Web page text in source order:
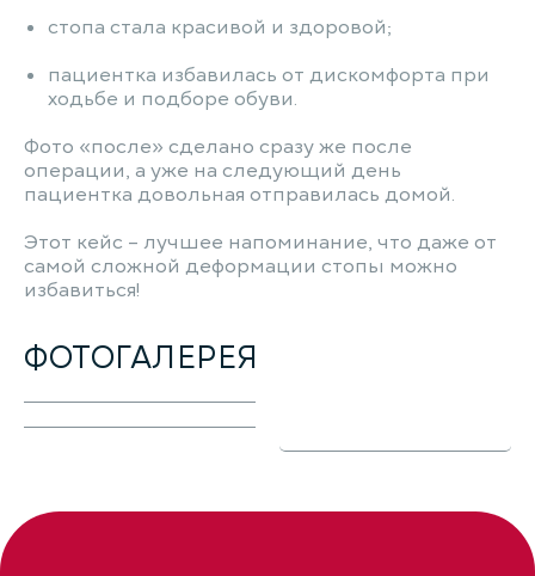
стопа стала красивой и здоровой;
пациентка избавилась от дискомфорта при
ходьбе и подборе обуви.
Фото «после» сделано сразу же после
операции, а уже на следующий день
пациентка довольная отправилась домой.
Этот кейс – лучшее напоминание, что даже от
самой сложной деформации стопы можно
избавиться!
ФОТОГАЛЕРЕЯ